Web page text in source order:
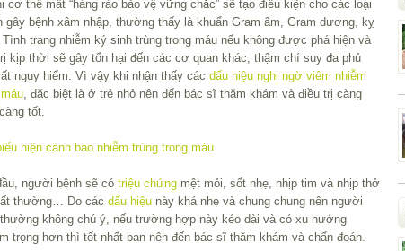
cơ thể mất “hàng rào bảo vệ vững chắc” sẽ tạo điều kiện cho các loại
gây bệnh xâm nhập, thường thấy là khuẩn Gram âm, Gram dương, kỵ
trạng nhiễm ký sinh trùng trong máu nếu không được phá hiện và
kịp thời sẽ gây tổn hại đến các cơ quan khác, thậm chí suy đa phủ
nguy hiểm. Vì vậy khi nhận thấy các dấu hiệu nghi ngờ viêm nhiễm
, đặc biệt là ở trẻ nhỏ nên đến bác sĩ thăm khám và điều trị càng
tốt.
hiện cảnh báo nhiễm trùng trong máu
người bệnh sẽ có triệu chứng mệt mỏi, sốt nhẹ, nhịp tim và nhịp thở
thường… Do các dấu hiệu này khá nhẹ và chung chung nên người
thường không chú ý, nếu trường hợp này kéo dài và có xu hướng
trọng hơn thì tốt nhất bạn nên đến bác sĩ thăm khám và chẩn đoán.